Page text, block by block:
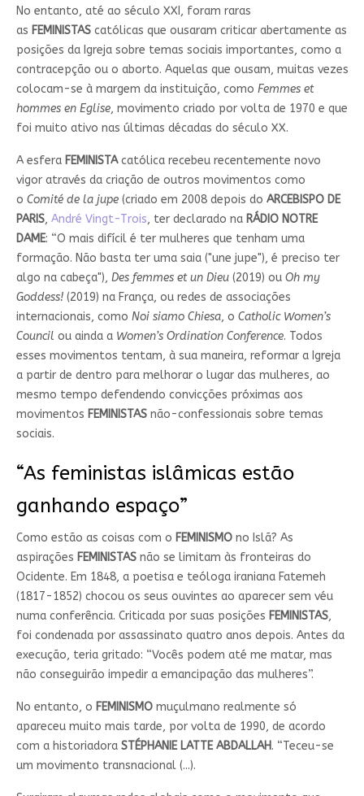
No entanto, até ao século XXI, foram raras
as FEMINISTAScatólicas que ousaram criticar abertamente as
posições da Igreja sobre temas sociais importantes, como a
contracepção ou o aborto. Aquelas que ousam, muitas vezes
colocam-se à margem da instituição, como Femmes et
hommes en Eglise, movimento criado por volta de 1970 e que
foi muito ativo nas últimas décadas do século XX.
A esfera FEMINISTAcatólica recebeu recentemente novo
vigor através da criação de outros movimentos como
o Comité de la jupe(criado em 2008 depois do ARCEBISPO DE
PARIS, André Vingt-Trois, ter declarado na RÁDIO NOTRE
DAME: “O mais difícil é ter mulheres que tenham uma
formação. Não basta ter uma saia ("une jupe"), é preciso ter
algo na cabeça"), Des femmes et un Dieu(2019) ou Oh my
Goddess!(2019) na França, ou redes de associações
internacionais, como Noi siamo Chiesa, o Catholic Women’s
Council ou ainda a Women’s Ordination Conference. Todos
esses movimentos tentam, à sua maneira, reformar a Igreja
a partir de dentro para melhorar o lugar das mulheres, ao
mesmo tempo defendendo convicções próximas aos
movimentos FEMINISTASnão-confessionais sobre temas
sociais.
“As feministas islâmicas estão
ganhando espaço”
Como estão as coisas com o FEMINISMOno Islã? As
aspirações FEMINISTASnão se limitam às fronteiras do
Ocidente. Em 1848, a poetisa e teóloga iraniana Fatemeh
(1817-1852) chocou os seus ouvintes ao aparecer sem véu
numa conferência. Criticada por suas posições FEMINISTAS,
foi condenada por assassinato quatro anos depois. Antes da
execução, teria gritado: “Vocês podem até me matar, mas
não conseguirão impedir a emancipação das mulheres”.
No entanto, o FEMINISMOmuçulmano realmente só
apareceu muito mais tarde, por volta de 1990, de acordo
com a historiadora STÉPHANIE LATTE ABDALLAH. “Teceu-se
um movimento transnacional (...).